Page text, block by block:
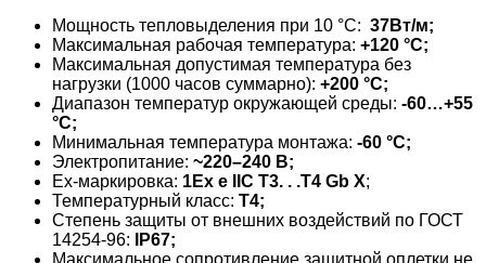
Мощность тепловыделения при 10 °C: 37Вт/м;
Максимальная рабочая температура: +120 °C;
Максимальная допустимая температура без
нагрузки (1000 часов суммарно): +200 °C;
Диапазон температур окружающей среды: -60…+55
°С;
Минимальная температура монтажа: -60 °С;
Электропитание: ~220–240 В;
Ех-маркировка: 1Ех е IIС Т3. . .Т4 Gb X;
Температурный класс: Т4;
Степень защиты от внешних воздействий по ГОСТ
14254-96:
IP67;